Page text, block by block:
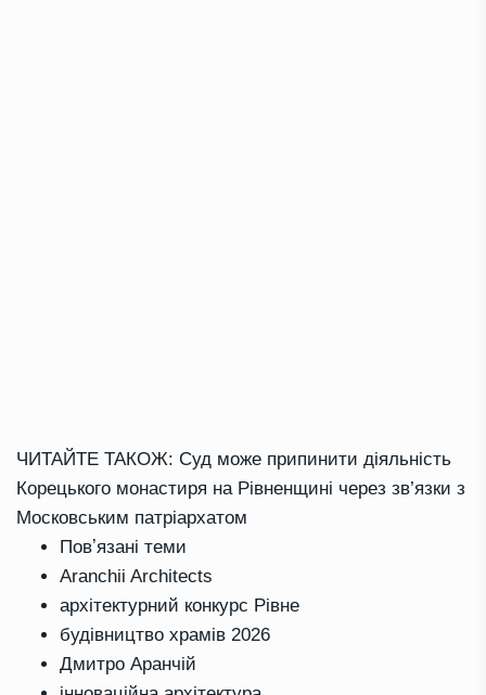
ЧИТАЙТЕ ТАКОЖ: Суд може припинити діяльність
Корецького монастиря на Рівненщині через зв’язки з
Московським патріархатом
Повʼязані теми
Aranchii Architects
архітектурний конкурс Рівне
будівництво храмів 2026
Дмитро Аранчій